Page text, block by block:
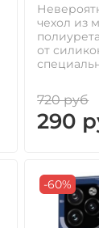
чехол из
от
720 руб
290
-60%